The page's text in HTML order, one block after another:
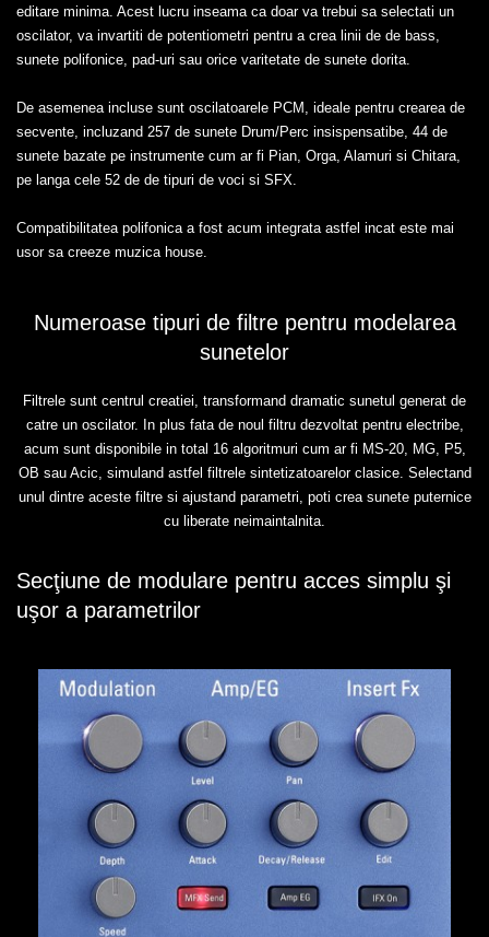
editare minima. Acest lucru inseama ca doar va trebui sa selectati un
oscilator, va invartiti de potentiometri pentru a crea linii de de bass,
sunete polifonice, pad-uri sau orice varitetate de sunete dorita.
De asemenea incluse sunt oscilatoarele PCM, ideale pentru crearea de
secvente, incluzand 257 de sunete Drum/Perc insispensatibe, 44 de
sunete bazate pe instrumente cum ar fi Pian, Orga, Alamuri si Chitara,
pe langa cele 52 de de tipuri de voci si SFX.
Compatibilitatea polifonica a fost acum integrata astfel incat este mai
usor sa creeze muzica house.
Numeroase tipuri de filtre pentru modelarea
sunetelor
Filtrele sunt centrul creatiei, transformand dramatic sunetul generat de
catre un oscilator. In plus fata de noul filtru dezvoltat pentru electribe,
acum sunt disponibile in total 16 algoritmuri cum ar fi MS-20, MG, P5,
OB sau Acic, simuland astfel filtrele sintetizatoarelor clasice. Selectand
unul dintre aceste filtre si ajustand parametri, poti crea sunete puternice
cu liberate neimaintalnita.
Secţiune de modulare pentru acces simplu şi
uşor a parametrilor